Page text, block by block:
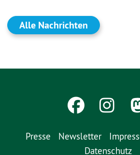
Alle Nachrichten
Presse Newsletter
Datenschutz